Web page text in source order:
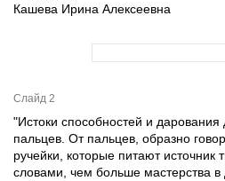
Кашева Ирина Алексеевна
Слайд 2
"Истоки способностей и
пальцев. От пальцев, образно
ручейки, которые питают источник
словами, чем больше мастерства в